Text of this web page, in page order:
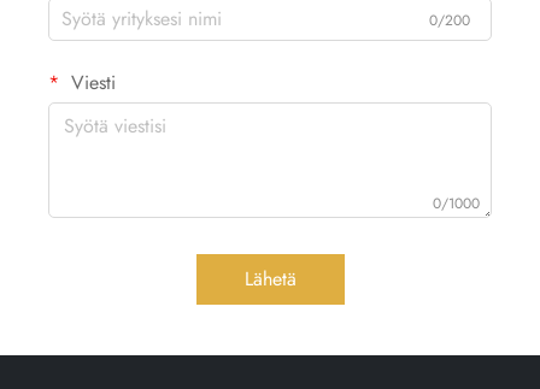
0/200
Viesti
0/1000
Lähetä